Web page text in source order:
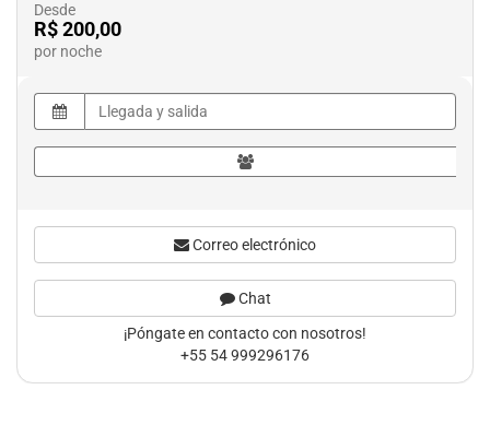
Desde
R$ 200,00
por noche
Correo electrónico
Chat
¡Póngate en contacto con nosotros!
+55 54 999296176